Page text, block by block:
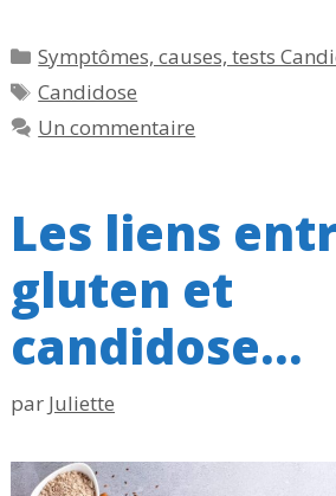
Catégories
Symptômes, causes, tests
Étiquettes
Candidose
Un commentaire
Les liens
gluten et
candidose…
par Juliette